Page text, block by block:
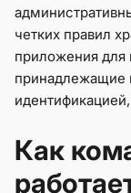
четких правил
приложения для
принадлежащие
Как